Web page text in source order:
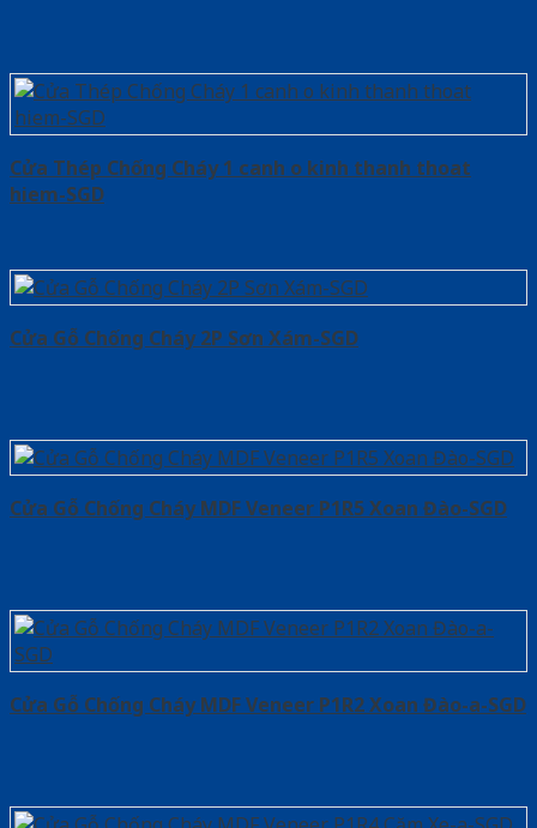
Cửa Thép Chống Cháy 1 canh o kinh thanh thoat
hiem-SGD
Cửa Gỗ Chống Cháy 2P Sơn Xám-SGD
Cửa Gỗ Chống Cháy MDF Veneer P1R5 Xoan Đào-SGD
Cửa Gỗ Chống Cháy MDF Veneer P1R2 Xoan Đào-a-SGD